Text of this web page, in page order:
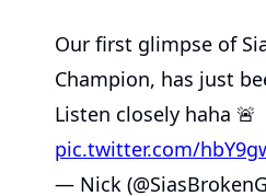
Our first glimpse of
Champion, has just
Listen closely haha 🚨
pic.twitter.com/
— Nick